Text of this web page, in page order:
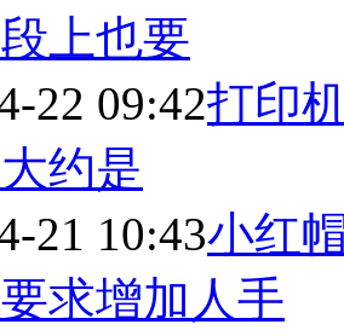
上也要
22 09:42打印
约是
21 10:43小红
求增加人手